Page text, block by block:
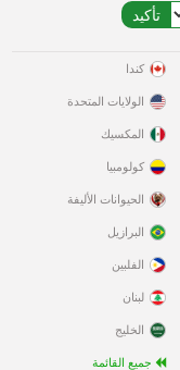
كندا
الولايات المتحدة
المكسيك
كولومبيا
الحيوانات الأليفة
البرازيل
الفلبين
لبنان
الخليج
جميع القائمة